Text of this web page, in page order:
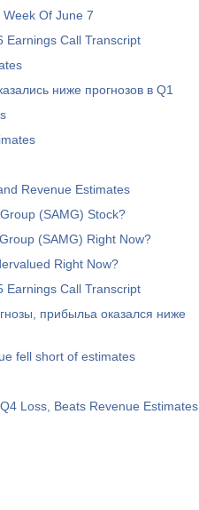
Of June 7
Earnings Call Transcript
ниже прогнозов в Q1
Revenue Estimates
(SAMG) Stock?
(SAMG) Right Now?
Right Now?
Earnings Call Transcript
прибыльa оказался ниже
fell short of estimates
Loss, Beats Revenue Estimates